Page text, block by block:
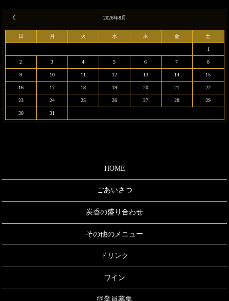
2026年8月
日 月 火 水 木 金 土
1
2 3 4 5 6 7 8
9 10 11 12 13 14 15
16 17 18 19 20 21 22
23 24 25 26 27 28 29
30 31
HOME
ごあいさつ
炭香の盛り合わせ
その他のメニュー
ドリンク
ワイン
従業員募集